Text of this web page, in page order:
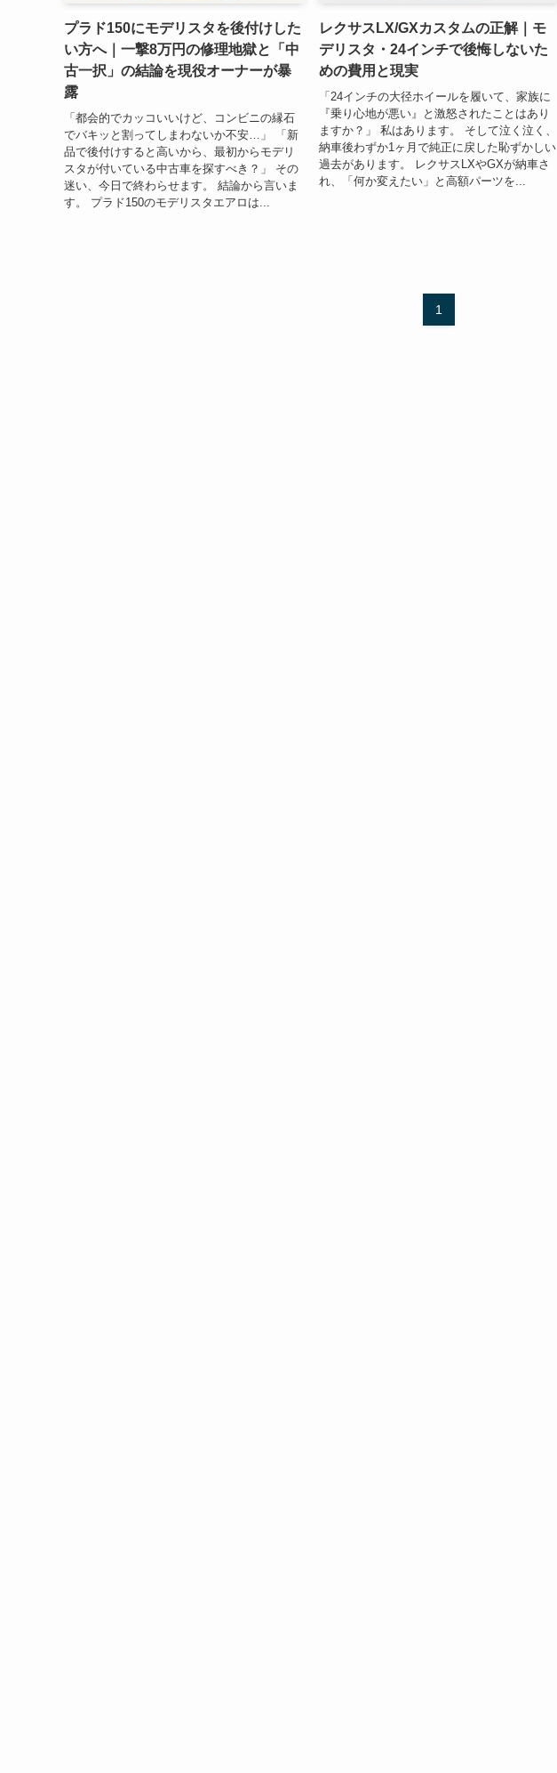
プラド150にモデリスタを後付けした
い方へ｜一撃8万円の修理地獄と「中
古一択」の結論を現役オーナーが暴
露
「都会的でカッコいいけど、コンビニの縁石
でバキッと割ってしまわないか不安…」 「新
品で後付けすると高いから、最初からモデリ
スタが付いている中古車を探すべき？」 その
迷い、今日で終わらせます。 結論から言いま
す。 プラド150のモデリスタエアロは...
レクサスLX/GXカスタムの正解｜モ
デリスタ・24インチで後悔しないた
めの費用と現実
「24インチの大径ホイールを履いて、家族に
『乗り心地が悪い』と激怒されたことはあり
ますか？」 私はあります。 そして泣く泣く、
納車後わずか1ヶ月で純正に戻した恥ずかしい
過去があります。 レクサスLXやGXが納車さ
れ、「何か変えたい」と高額パーツを...
1